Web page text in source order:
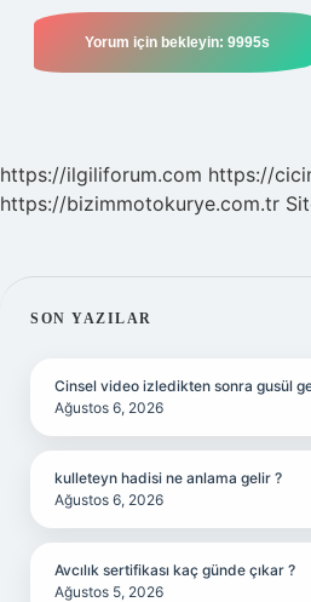
https://ilgiliforum.com https://
https://bizimmotokurye.com.tr
SIDEBAR
SON YAZILAR
Cinsel video izledikten sonra gusül
Ağustos 6, 2026
kulleteyn hadisi ne anlama gelir ?
Ağustos 6, 2026
Avcılık sertifikası kaç günde çıkar ?
Ağustos 5, 2026